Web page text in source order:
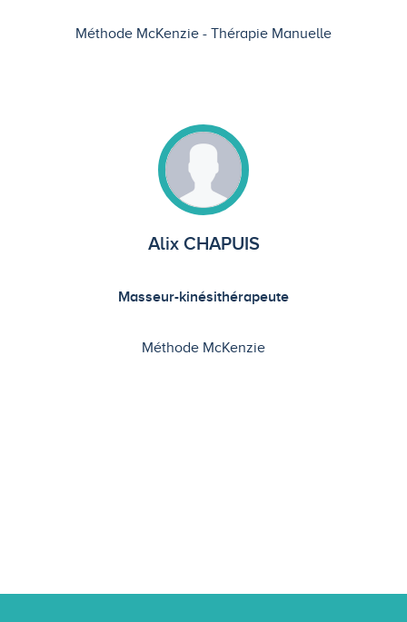
Méthode McKenzie Thérapie Manuelle
Alix CHAPUIS
Masseur-kinésithérapeute
Méthode McKenzie